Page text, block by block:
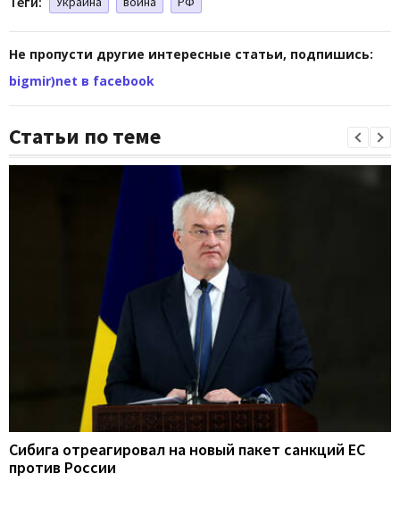
Не пропусти другие интересные статьи, подпишись:
bigmir)net в facebook
Статьи по теме
Сибига отреагировал на новый пакет санкций ЕС
против России